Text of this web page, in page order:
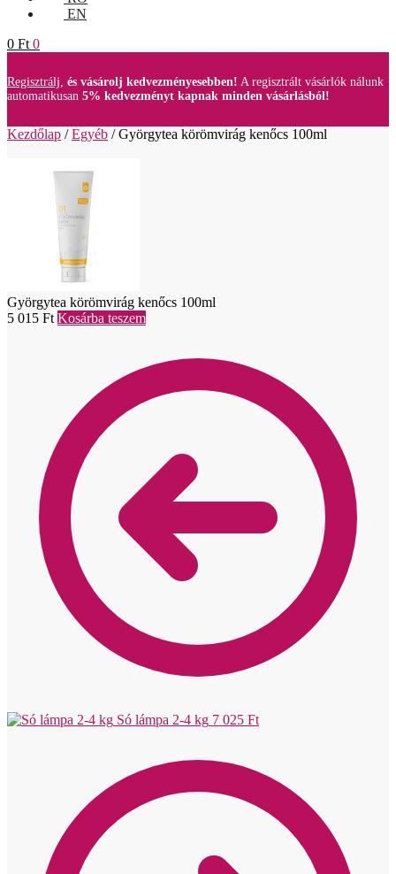
EN
0 Ft 0
Regisztrálj, és vásárolj kedvezményesebben! A regisztrált vásárlók nálunk
automatikusan 5% kedvezményt kapnak minden vásárlásból!
Kezdőlap /Egyéb /Györgytea körömvirág kenőcs 100ml
Györgytea körömvirág kenőcs 100ml
5 015 Ft Kosárba teszem
Só lámpa 2-4 kg 7 025 Ft